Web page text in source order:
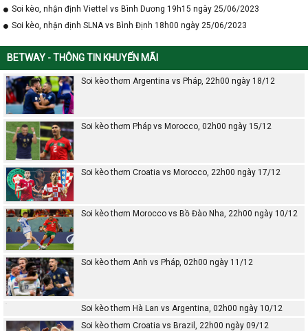
Soi kèo, nhận định Viettel vs Bình Dương 19h15 ngày 25/06/2023
Soi kèo, nhận định SLNA vs Bình Định 18h00 ngày 25/06/2023
BETWAY - THÔNG TIN KHUYẾN MÃI
Soi kèo thơm Argentina vs Pháp, 22h00 ngày 18/12
Soi kèo thơm Pháp vs Morocco, 02h00 ngày 15/12
Soi kèo thơm Croatia vs Morocco, 22h00 ngày 17/12
Soi kèo thơm Morocco vs Bồ Đào Nha, 22h00 ngày 10/12
Soi kèo thơm Anh vs Pháp, 02h00 ngày 11/12
Soi kèo thơm Hà Lan vs Argentina, 02h00 ngày 10/12
Soi kèo thơm Croatia vs Brazil, 22h00 ngày 09/12